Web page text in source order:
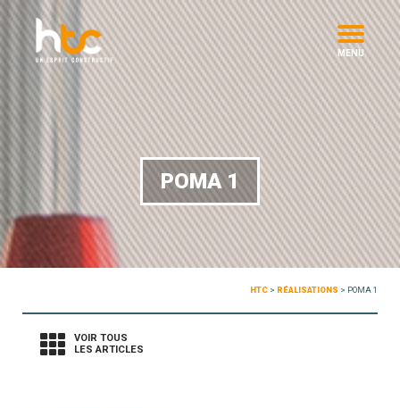
MENU
POMA 1
HTC > RÉALISATIONS > POMA 1
VOIR TOUS
LES ARTICLES